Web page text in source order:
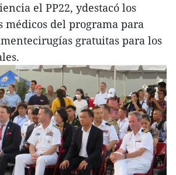
el PP22, ydestacó los
médicos del programa para
gratuitas para los